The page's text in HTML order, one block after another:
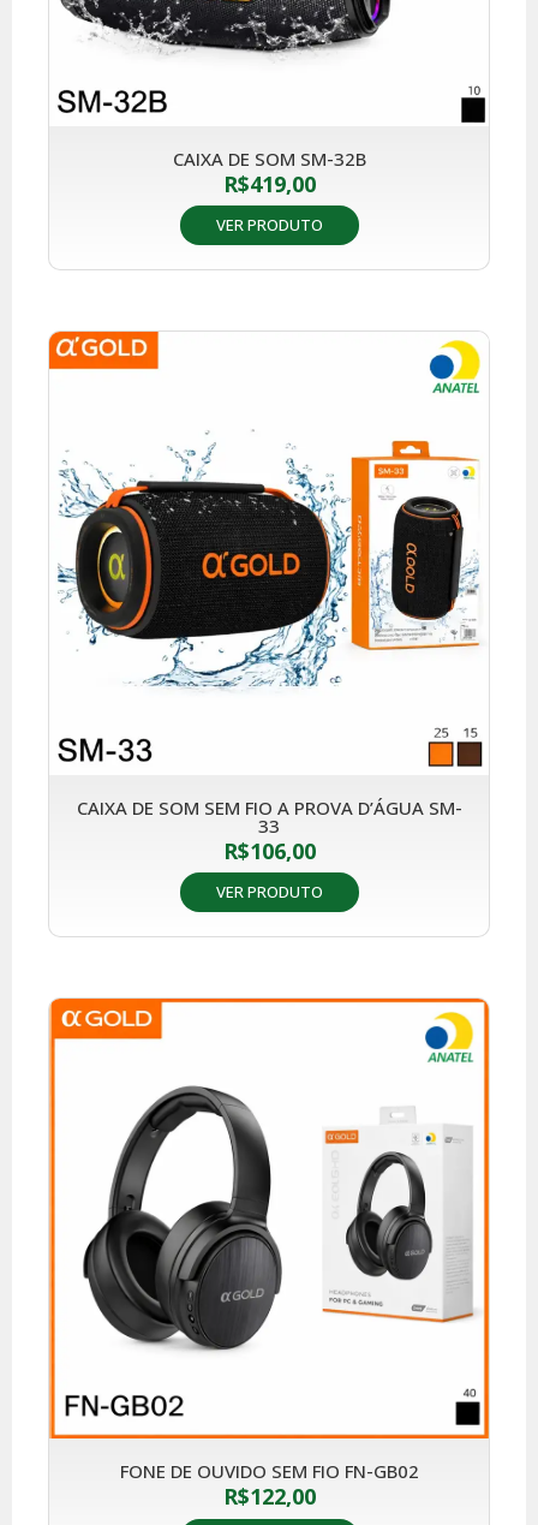
CAIXA DE SOM SM-32B
R$419,00
VER PRODUTO
CAIXA DE SOM SEM FIO A PROVA D’ÁGUA SM-
33
R$106,00
VER PRODUTO
FONE DE OUVIDO SEM FIO FN-GB02
R$122,00